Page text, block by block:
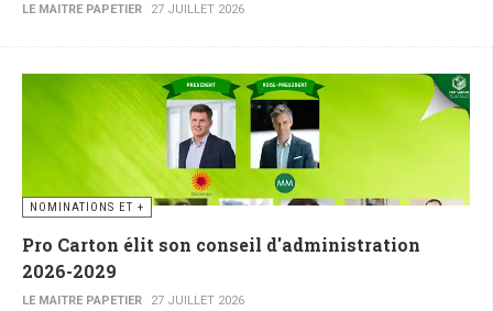
LE MAITRE PAPETIER 27 JUILLET 2026
NOMINATIONS ET +
Pro Carton élit son conseil d'administration
2026-2029
LE MAITRE PAPETIER 27 JUILLET 2026